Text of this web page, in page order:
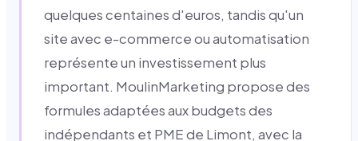
quelques centaines d'euros, tandis qu'un
site avec e-commerce ou automatisation
représente un investissement plus
important. MoulinMarketing propose des
formules adaptées aux budgets des
indépendants et PME de Limont, avec la